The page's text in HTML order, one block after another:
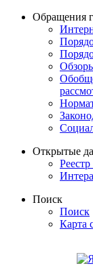
Обращения
Открытые
Поиск
Поиск
Карта